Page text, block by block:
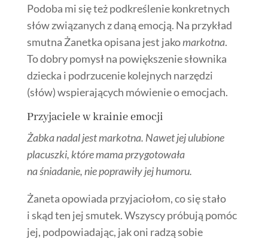
Podoba mi się też podkreślenie konkretnych
słów związanych z daną emocją. Na przykład
smutna Żanetka opisana jest jakomarkotna.
To dobry pomysł na powiększenie słownika
dziecka i podrzucenie kolejnych narzędzi
(słów) wspierających mówienie o emocjach.
Przyjaciele w krainie emocji
Żabka nadal jest markotna. Nawet jej ulubione
placuszki, które mama przygotowała
na śniadanie, nie poprawiły jej humoru.
Żaneta opowiada przyjaciołom, co się stało
i skąd ten jej smutek. Wszyscy próbują pomóc
jej, podpowiadając, jak oni radzą sobie